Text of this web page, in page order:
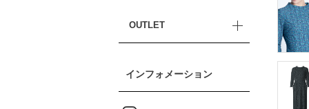
OUTLET
インフォメーション